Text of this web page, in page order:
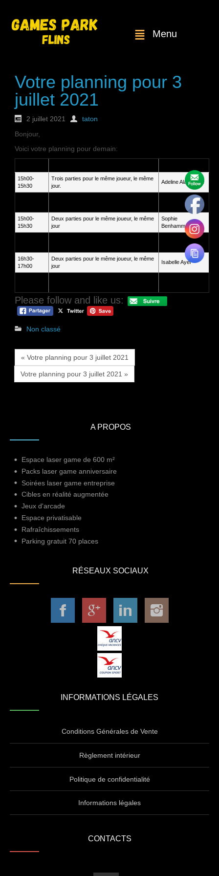
Menu
Votre planning pour 3
juillet 2021
2 juillet 2021
taton
Bonjour,
Voici votre planning pour demain:
15h00-
15h30
Trois parties pour le même joueur, le même
jour.
Adeline Alaphilippe
Karine Kracht
15h00-
15h30
Deux parties pour le même joueur, le même
jour
Sophie
Benhammadi
16h30-
17h00
Deux parties pour le même joueur, le même
jour
Isabelle Ayer
Please follow and like us:
Non classé
« Votre planning pour 3 juillet 2021
Votre planning pour 3 juillet 2021 »
A PROPOS
Espace laser game de 600 m²
Packs laser game anniversaire
Soirées laser game entreprise
Cibles en réalité augmentée
Jeux d'arcade
Espace privatisable
Rafraîchissements
Parking gratuit 70 places
RÉSEAUX SOCIAUX
INFORMATIONS LÉGALES
Conditions Générales de Vente
Règlement intérieur
Politique de confidentialité
Informations légales
CONTACTS